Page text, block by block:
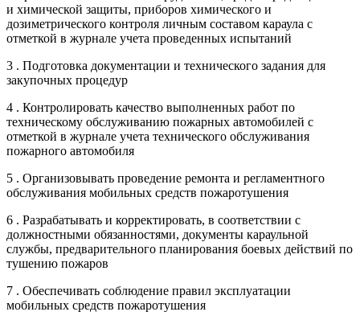
и химической защиты, приборов химического и
дозиметрического контроля личным составом караула с
отметкой в журнале учета проведенных испытаний
3 . Подготовка документации и технического задания для
закупочных процедур
4 . Контролировать качество выполненных работ по
техническому обслуживанию пожарных автомобилей с
отметкой в журнале учета технического обслуживания
пожарного автомобиля
5 . Организовывать проведение ремонта и регламентного
обслуживания мобильных средств пожаротушения
6 . Разрабатывать и корректировать, в соответствии с
должностными обязанностями, документы караульной
службы, предварительного планирования боевых действий по
тушению пожаров
7 . Обеспечивать соблюдение правил эксплуатации
мобильных средств пожаротушения